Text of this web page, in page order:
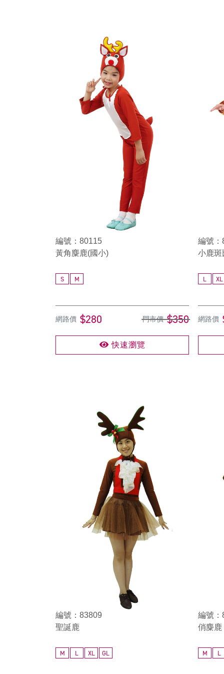
編號：80115
黃角麋鹿(國小)
S M
網路價 $280 門市價 $350
快速瀏覽
編號：
小鹿斑
L XL
網路價
編號：83809
聖誕鹿
M L XL GL
編號：
俏麋鹿
M L